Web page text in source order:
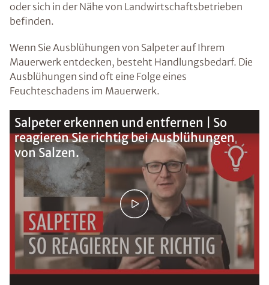
oder sich in der Nähe von Landwirtschaftsbetrieben
befinden.
Wenn Sie Ausblühungen von Salpeter auf Ihrem
Mauerwerk entdecken, besteht Handlungsbedarf. Die
Ausblühungen sind oft eine Folge eines
Feuchteschadens im Mauerwerk.
Salpeter erkennen und entfernen | So
reagieren Sie richtig bei Ausblühungen
von Salzen.